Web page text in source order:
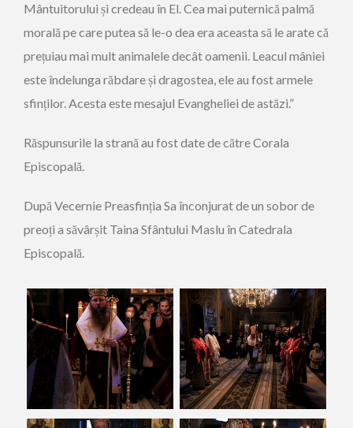
Mântuitorului și credeau în El. Cea mai puternică palmă
morală pe care putea să le-o dea era aceasta să le arate că
prețuiau mai mult animalele decât oamenii. Leacul mâniei
este îndelunga răbdare și dragostea, ele au fost armele
sfinților. Acesta este mesajul Evangheliei de astăzi.”
Răspunsurile la strană au fost date de către Corala
Episcopală.
După Vecernie Preasfinția Sa înconjurat de un sobor de
preoți a săvârșit Taina Sfântului Maslu în Catedrala
Episcopală.